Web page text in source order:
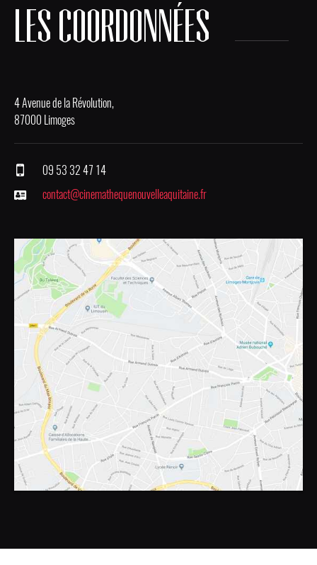
LES COORDONNÉES
4 Avenue de la Révolution,
87000 Limoges
09 53 32 47 14
contact@cinemathequenouvelleaquitaine.fr